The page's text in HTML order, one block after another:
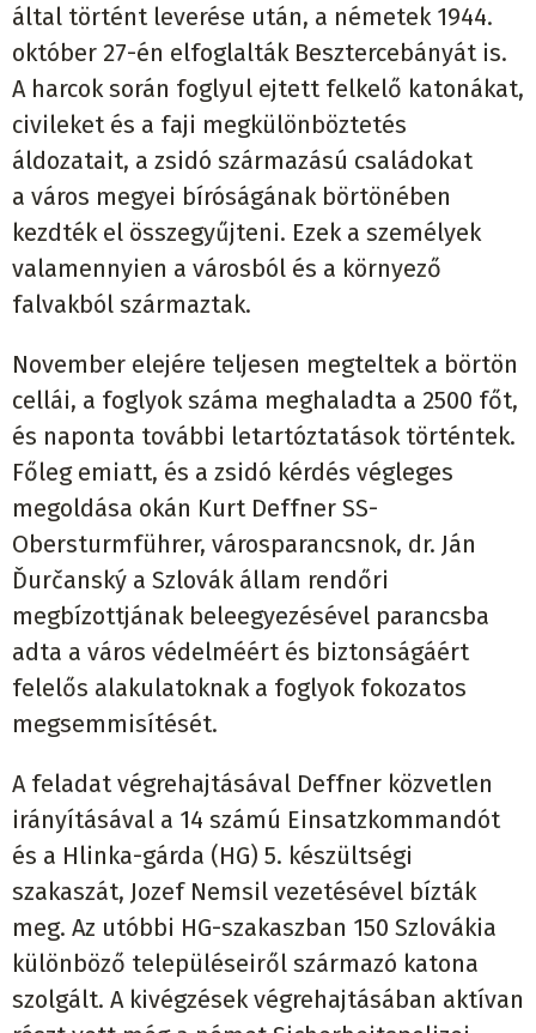
által történt leverése után, a németek 1944.
október 27-én elfoglalták Besztercebányát is.
A harcok során foglyul ejtett felkelő katonákat,
civileket és a faji megkülönböztetés
áldozatait, a zsidó származású családokat
a város megyei bíróságának börtönében
kezdték el összegyűjteni. Ezek a személyek
valamennyien a városból és a környező
falvakból származtak.
November elejére teljesen megteltek a börtön
cellái, a foglyok száma meghaladta a 2500 főt,
és naponta további letartóztatások történtek.
Főleg emiatt, és a zsidó kérdés végleges
megoldása okán Kurt Deffner SS-
Obersturmführer, városparancsnok, dr. Ján
Ďurčanský a Szlovák állam rendőri
megbízottjának beleegyezésével parancsba
adta a város védelméért és biztonságáért
felelős alakulatoknak a foglyok fokozatos
megsemmisítését.
A feladat végrehajtásával Deffner közvetlen
irányításával a 14 számú Einsatzkommandót
és a Hlinka-gárda (HG) 5. készültségi
szakaszát, Jozef Nemsil vezetésével bízták
meg. Az utóbbi HG-szakaszban 150 Szlovákia
különböző településeiről származó katona
szolgált. A kivégzések végrehajtásában aktívan